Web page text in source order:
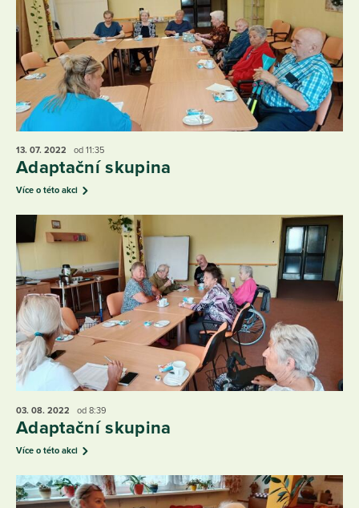
13. 07. 2022 od 11:35
Adaptační skupina
Více o této akci
03. 08. 2022 od 8:39
Adaptační skupina
Více o této akci